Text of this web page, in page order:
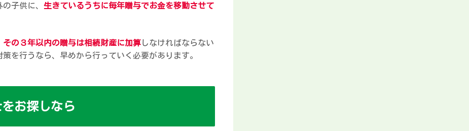
子供に、 生きているうちに毎年贈与でお金を移動させて
の３年以内の贈与は相続財産に加算しなければならない
を行うなら、早めから行っていく必要があります。
お探しなら